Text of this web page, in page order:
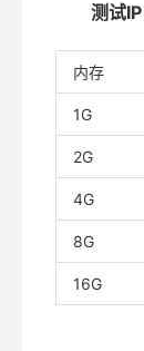
测试IP
内存
1G
2G
4G
8G
16G